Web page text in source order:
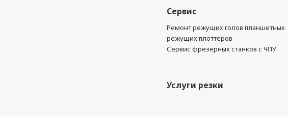
Сервис
Ремонт режущих голов планшетных
режущих плоттеров
Сервис фрезерных станков с ЧПУ
Услуги резки